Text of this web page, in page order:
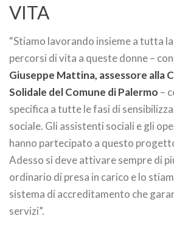
VITA
“Stiamo lavorando insieme a tutta
percorsi di vita a queste donne –
Giuseppe Mattina, assessore alla
Solidale del Comune di Palermo –
specifica a tutte le fasi di
sociale. Gli assistenti sociali e gli
hanno partecipato a questo
Adesso si deve attivare sempre di
ordinario di presa in carico e lo
sistema di accreditamento che
servizi”.